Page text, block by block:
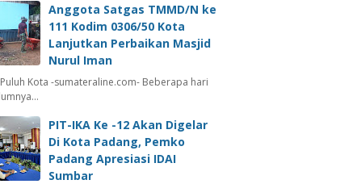
Anggota Satgas TMMD/N ke
111 Kodim 0306/50 Kota
Lanjutkan Perbaikan Masjid
Nurul Iman
Kota -sumateraline.com- Beberapa hari
PIT-IKA Ke -12 Akan Digelar
Di Kota Padang, Pemko
Padang Apresiasi IDAI
Sumbar